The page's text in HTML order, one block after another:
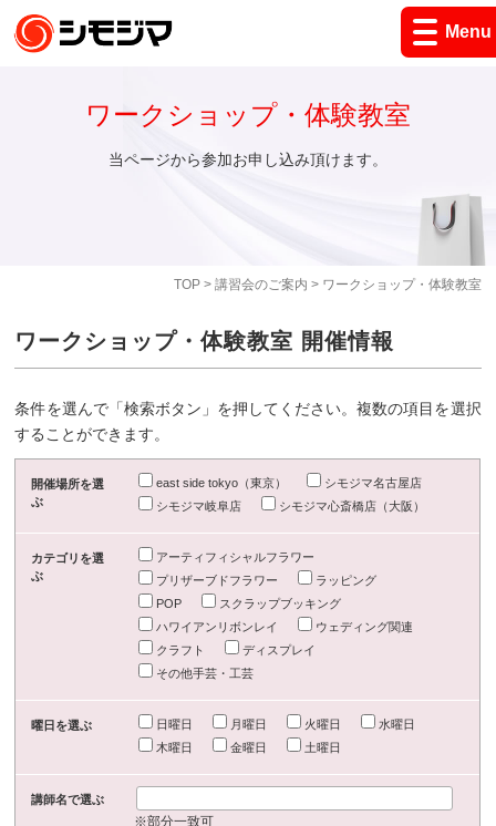
Menu
TOP> 講習会のご案内 > ワークショップ・体験教室
ワークショップ・体験教室
当ページから参加お申し込み頂けます。
ワークショップ・体験教室 開催情報
条件を選んで「検索ボタン」を押してください。複数の項目を選択
することができます。
開催場所を選
ぶ
east side tokyo（東京）
シモジマ名古屋店
シモジマ岐阜店
シモジマ心斎橋店（大阪）
カテゴリを選
ぶ
アーティフィシャルフラワー
プリザーブドフラワー
ラッピング
POP
スクラップブッキング
ハワイアンリボンレイ
ウェディング関連
クラフト
ディスプレイ
その他手芸・工芸
曜日を選ぶ 日曜日 月曜日 火曜日
水曜日
木曜日
金曜日 土曜日
講師名で選ぶ
※部分一致可